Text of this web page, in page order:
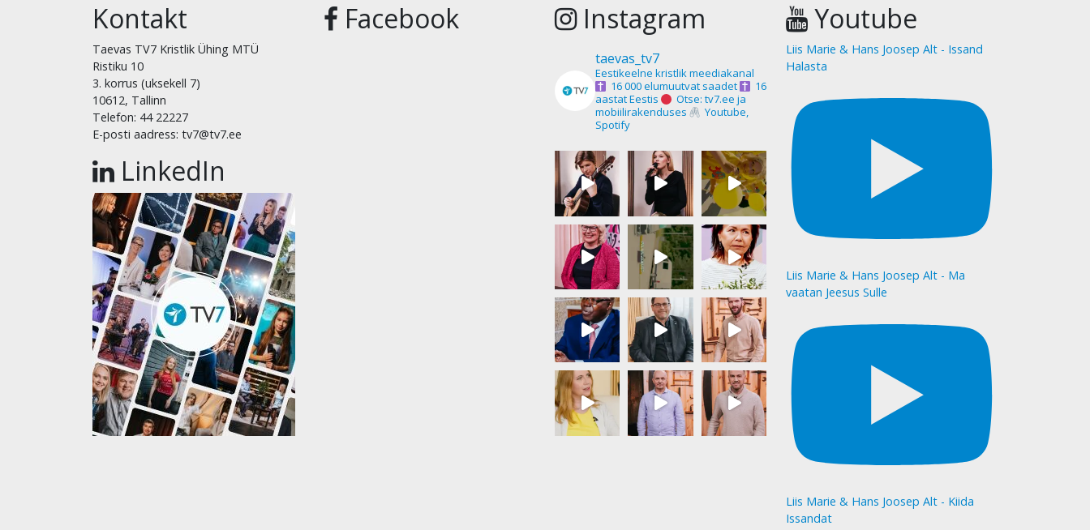
Kontakt
Taevas TV7 Kristlik Ühing MTÜ
Ristiku 10
3. korrus (uksekell 7)
10612, Tallinn
Telefon: 44 22227
E-posti aadress: tv7@tv7.ee
LinkedIn
Facebook Instagram
taevas_tv7
Eestikeelne kristlik meediakanal
16 000 elumuutvat saadet
16
aastat Eestis
Otse: tv7.ee ja
mobiilirakenduses
Youtube,
Spotify
Youtube
Liis Marie & Hans Joosep Alt - Issand
Halasta
Liis Marie & Hans Joosep Alt - Ma
vaatan Jeesus Sulle
Liis Marie & Hans Joosep Alt - Kiida
Issandat